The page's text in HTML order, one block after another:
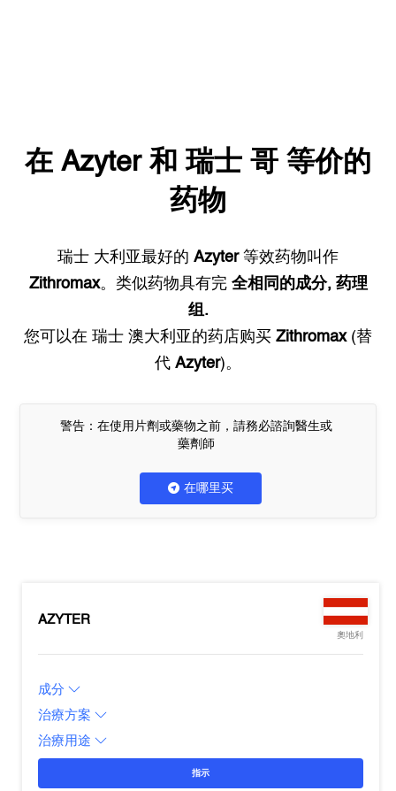
在 Azyter和瑞士 哥 等价的
药物
瑞士 大利亚最好的 Azyter等效药物叫作
Zithromax。类似药物具有完 全相同的成分, 药理
组.
您可以在 瑞士 澳大利亚的药店购买 Zithromax(替
代 Azyter)。
警告：在使用片劑或藥物之前，請務必諮詢醫生或
藥劑師
在哪里买
AZYTER
奧地利
成分
治療方案
治療用途
指示